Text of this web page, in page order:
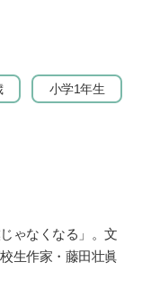
小学1年生
ゃなくなる」。文
生作家・藤田壮眞